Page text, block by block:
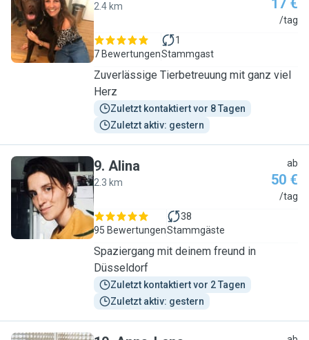
V
2.4 km 17 €
/tag
7 Bewertungen
1
Stammgast
Zuverlässige Tierbetreuung mit ganz viel
Herz
Zuletzt kontaktiert vor 8 Tagen
Zuletzt aktiv: gestern
A
9. Alina
2.3 km
ab
50 €
/tag
95 Bewertungen
38
Stammgäste
Spaziergang mit deinem freund in
Düsseldorf
Zuletzt kontaktiert vor 2 Tagen
Zuletzt aktiv: gestern